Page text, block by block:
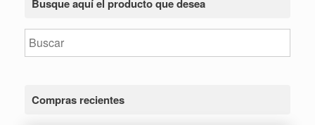
Busque aquí el producto que desea
Compras recientes